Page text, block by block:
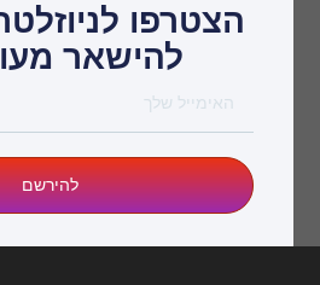
הצטרפו
להישאר
להירשם